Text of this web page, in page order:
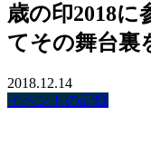
歳の印2018
てその舞台裏
2018.12.14
イベントの記録